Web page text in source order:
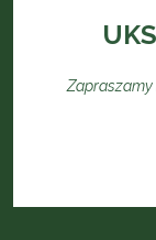
Zapraszamy